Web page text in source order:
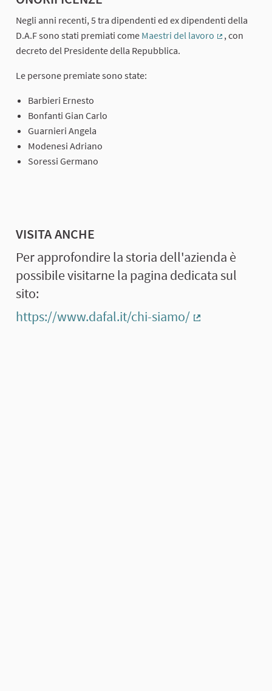
Negli anni recenti, 5 tra dipendenti ed ex dipendenti della
D.A.F sono stati premiati come Maestri del lavoro
, con
decreto del Presidente della Repubblica.
Le persone premiate sono state:
Barbieri Ernesto
Bonfanti Gian Carlo
Guarnieri Angela
Modenesi Adriano
Soressi Germano
VISITA ANCHE
Per approfondire la storia dell'azienda è
possibile visitarne la pagina dedicata sul
sito:
https://www.dafal.it/chi-siamo/